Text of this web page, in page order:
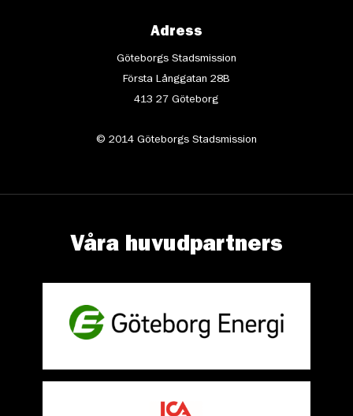
Adress
Göteborgs Stadsmission
Första Långgatan 28B
413 27 Göteborg
© 2014 Göteborgs Stadsmission
Våra huvudpartners